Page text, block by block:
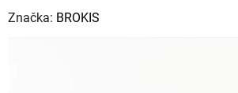
Značka: BROKIS